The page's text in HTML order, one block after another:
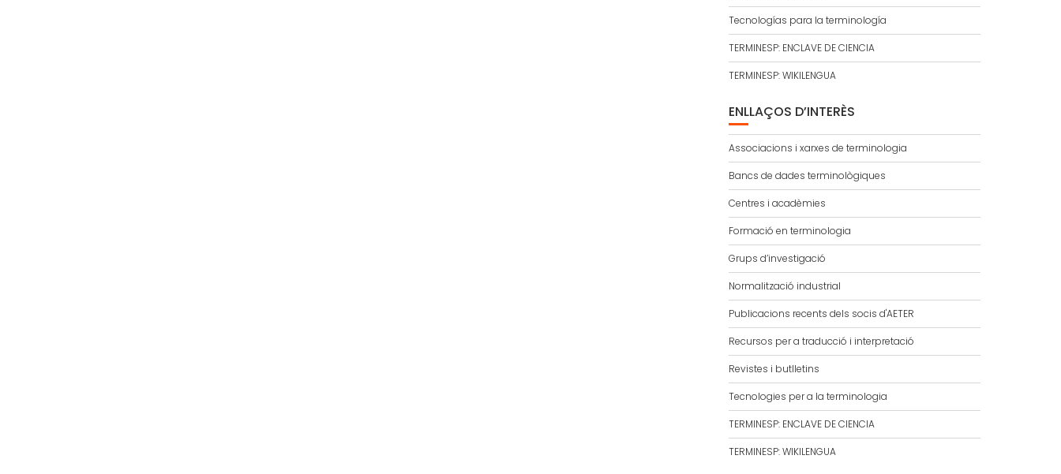
Tecnologías para la terminología
TERMINESP: ENCLAVE DE CIENCIA
TERMINESP: WIKILENGUA
ENLLAÇOS D’INTERÈS
Associacions i xarxes de terminologia
Bancs de dades terminològiques
Centres i acadèmies
Formació en terminologia
Grups d’investigació
Normalització industrial
Publicacions recents dels socis d'AETER
Recursos per a traducció i interpretació
Revistes i butlletins
Tecnologies per a la terminologia
TERMINESP: ENCLAVE DE CIENCIA
TERMINESP: WIKILENGUA